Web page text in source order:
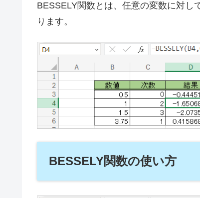
BESSELY関数とは、任意の変数に対し
ります。
BESSELY関数の使い方